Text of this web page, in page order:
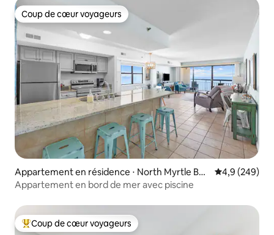
Coup de cœur voyageurs
Coup de cœur voyageurs
Appartement en résidence ⋅ North Myrtle Bea
ch
Évaluation
4,9 (249)
Appartement en bord de mer avec piscine
Coups de cœur voyageurs les plus appréciés
Coup de cœur voyageurs